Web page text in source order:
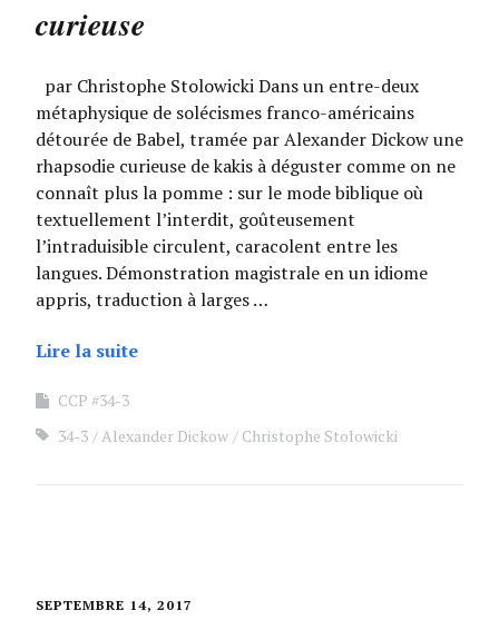
curieuse
par Christophe Stolowicki Dans un entre-deux
métaphysique de solécismes franco-américains
détourée de Babel, tramée par Alexander Dickow une
rhapsodie curieuse de kakis à déguster comme on ne
connaît plus la pomme : sur le mode biblique où
textuellement l’interdit, goûteusement
l’intraduisible circulent, caracolent entre les
langues. Démonstration magistrale en un idiome
appris, traduction à larges …
Lire la suite
CCP #34-3
34-3
Alexander Dickow Christophe Stolowicki
SEPTEMBRE 14, 2017